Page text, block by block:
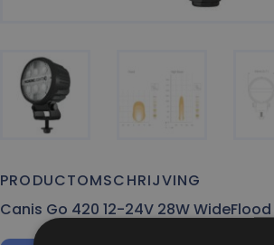
PRODUCTOMSCHRIJVING
Canis Go 420 12-24V 28W